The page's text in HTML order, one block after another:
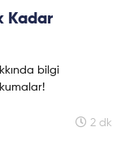
Kadar
bilgi
2 dk